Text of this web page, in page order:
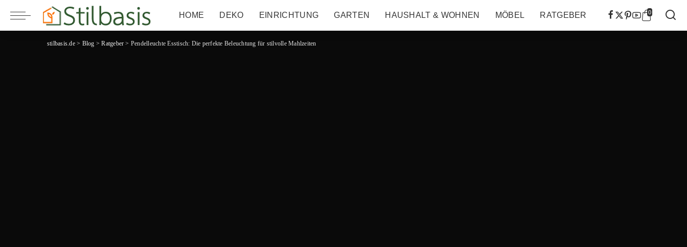
HOME DEKO EINRICHTUNG GARTEN HAUSHALT & WOHNEN MÖBEL RATGEBER 0
stilbasis.de> Blog >Ratgeber > Pendelleuchte Esstisch: Die perfekte Beleuchtung für stilvolle Mahlzeiten